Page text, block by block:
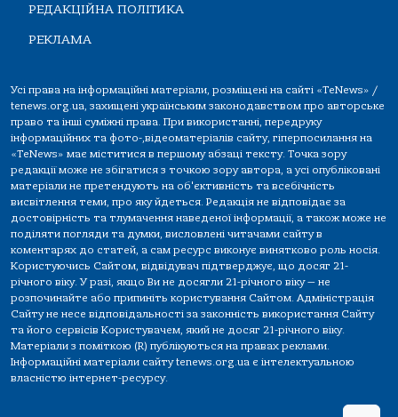
РЕДАКЦІЙНА ПОЛІТИКА
РЕКЛАМА
Усі права на інформаційні матеріали, розміщені на сайті «TeNews» /
tenews.org.ua, захищені українським законодавством про авторське
право та інші суміжні права. При використанні, передруку
інформаційних та фото-,відеоматеріалів сайту, гіперпосилання на
«TeNews» має міститися в першому абзаці тексту. Точка зору
редакції може не збігатися з точкою зору автора, а усі опубліковані
матеріали не претендують на об'єктивність та всебічність
висвітлення теми, про яку йдеться. Редакція не відповідає за
достовірність та тлумачення наведеної інформації, а також може не
поділяти погляди та думки, висловлені читачами сайту в
коментарях до статей, а сам ресурс виконує винятково роль носія.
Користуючись Сайтом, відвідувач підтверджує, що досяг 21-
річного віку. У разі, якщо Ви не досягли 21-річного віку — не
розпочинайте або припиніть користування Сайтом. Адміністрація
Сайту не несе відповідальності за законність використання Сайту
та його сервісів Користувачем, який не досяг 21-річного віку.
Матеріали з поміткою (R) публікуються на правах реклами.
Інформаційні матеріали сайту tenews.org.ua є інтелектуальною
власністю інтернет-ресурсу.